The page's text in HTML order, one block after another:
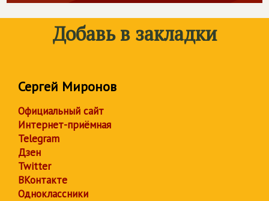
Добавь в закладки
Сергей Миронов
Официальный сайт
Интернет-приёмная
Telegram
Дзен
Twitter
ВКонтакте
Одноклассники